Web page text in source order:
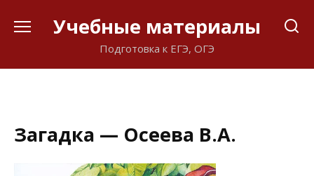
Учебные материалы
Подготовка к ЕГЭ, ОГЭ
Загадка — Осеева В.А.